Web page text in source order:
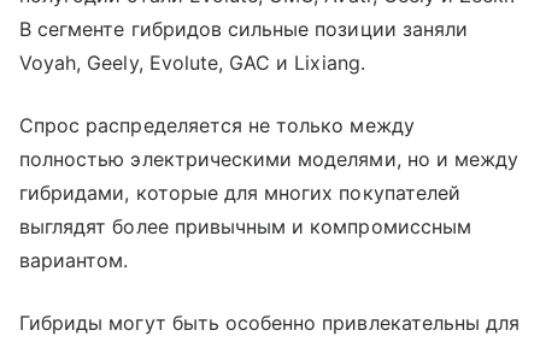
В сегменте гибридов сильные позиции заняли
Voyah, Geely, Evolute, GAC и Lixiang.
Спрос распределяется не только между
полностью электрическими моделями, но и между
гибридами, которые для многих покупателей
выглядят более привычным и компромиссным
вариантом.
Гибриды могут быть особенно привлекательны для